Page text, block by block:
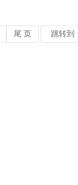
尾 页 跳转到